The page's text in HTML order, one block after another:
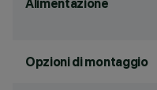
Alimentazione
Opzioni di montaggio